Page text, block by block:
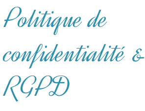
Politique de
confidentialité &
RGPD